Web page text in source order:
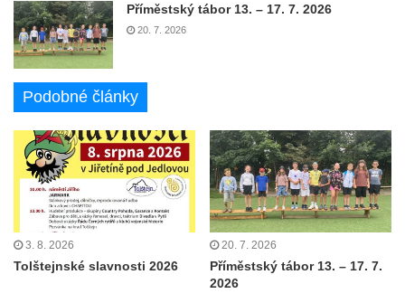
Příměstský tábor 13. – 17. 7. 2026
20. 7. 2026
Podobné články
3. 8. 2026
Tolštejnské slavnosti 2026
20. 7. 2026
Příměstský tábor 13. – 17. 7.
2026